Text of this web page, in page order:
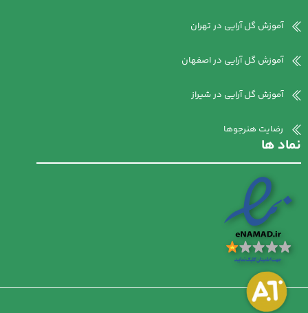
آموزش گل آرایی در تهران
آموزش گل آرایی در اصفهان
آموزش گل آرایی در شیراز
رضایت هنرجوها
نماد ها